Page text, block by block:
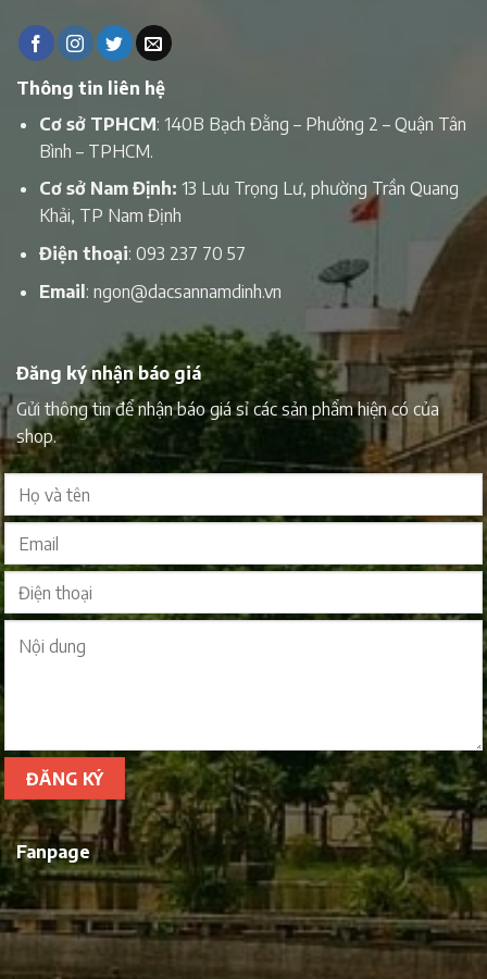
Thông tin liên hệ
Cơ sở TPHCM: 140B Bạch Đằng – Phường 2 – Quận Tân
Bình – TPHCM.
Cơ sở Nam Định: 13 Lưu Trọng Lư, phường Trần Quang
Khải, TP Nam Định
Điện thoại: 093 237 70 57
Email: ngon@dacsannamdinh.vn
Đăng ký nhận báo giá
Gửi thông tin để nhận báo giá sỉ các sản phẩm hiện có của
shop.
Fanpage